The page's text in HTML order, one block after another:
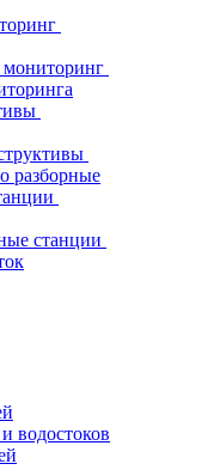
разборные
станции
водостоков